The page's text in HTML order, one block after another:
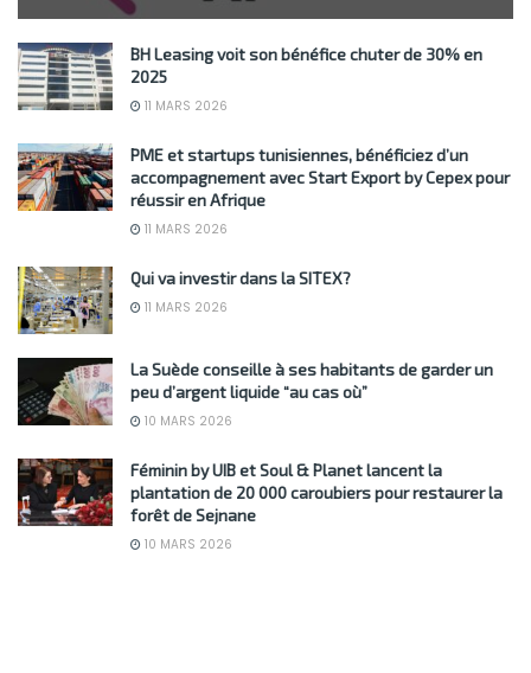
BH Leasing voit son bénéfice chuter de 30% en
2025
11 MARS 2026
PME et startups tunisiennes, bénéficiez d’un
accompagnement avec Start Export by Cepex pour
réussir en Afrique
11 MARS 2026
Qui va investir dans la SITEX?
11 MARS 2026
La Suède conseille à ses habitants de garder un
peu d’argent liquide “au cas où”
10 MARS 2026
Féminin by UIB et Soul & Planet lancent la
plantation de 20 000 caroubiers pour restaurer la
forêt de Sejnane
10 MARS 2026